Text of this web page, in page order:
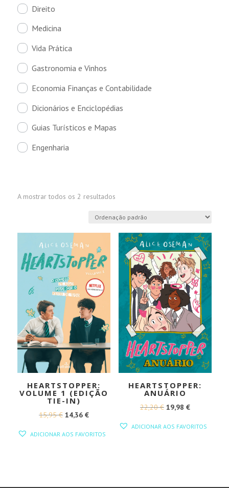
Direito
Medicina
Vida Prática
Gastronomia e Vinhos
Economia Finanças e Contabilidade
Dicionários e Enciclopédias
Guias Turísticos e Mapas
Engenharia
A mostrar todos os 2 resultados
HEARTSTOPPER:
VOLUME 1 (EDIÇÃO
TIE-IN)
15,95€ O
14,36 €O
ADICIONAR AOS FAVORITOS
HEARTSTOPPER:
ANUÁRIO
22,20€ O
19,98 €O
ADICIONAR AOS FAVORITOS